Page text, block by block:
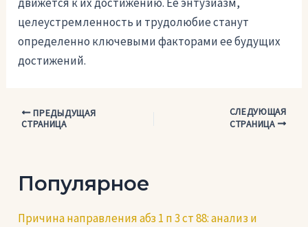
целеустремленность и трудолюбие станут
определенно ключевыми факторами ее будущих
достижений.
Навигация
ПРЕДЫДУЩАЯ
СТРАНИЦА
СЛЕДУЮЩАЯ
СТРАНИЦА
Популярное
Причина направления абз 1 п 3 ст 88: анализ и